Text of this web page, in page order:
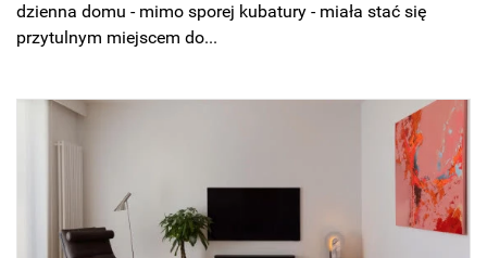
dzienna domu - mimo sporej kubatury - miała stać się
przytulnym miejscem do...